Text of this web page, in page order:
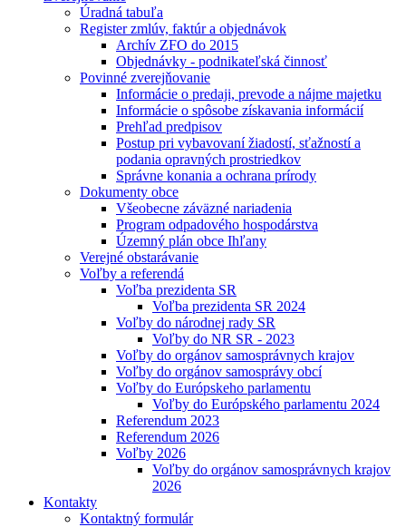
Úradná tabuľa
Register zmlúv, faktúr a objednávok
Archív ZFO do 2015
Objednávky - podnikateľská činnosť
Povinné zverejňovanie
Informácie o predaji, prevode a nájme majetku
Informácie o spôsobe získavania informácií
Prehľad predpisov
Postup pri vybavovaní žiadostí, sťažností a
podania opravných prostriedkov
Správne konania a ochrana prírody
Dokumenty obce
Všeobecne záväzné nariadenia
Program odpadového hospodárstva
Územný plán obce Ihľany
Verejné obstarávanie
Voľby a referendá
Voľba prezidenta SR
Voľba prezidenta SR 2024
Voľby do národnej rady SR
Voľby do NR SR - 2023
Voľby do orgánov samosprávnych krajov
Voľby do orgánov samosprávy obcí
Voľby do Európskeho parlamentu
Voľby do Európského parlamentu 2024
Referendum 2023
Referendum 2026
Voľby 2026
Voľby do orgánov samosprávnych krajov
2026
Kontakty
Kontaktný formulár